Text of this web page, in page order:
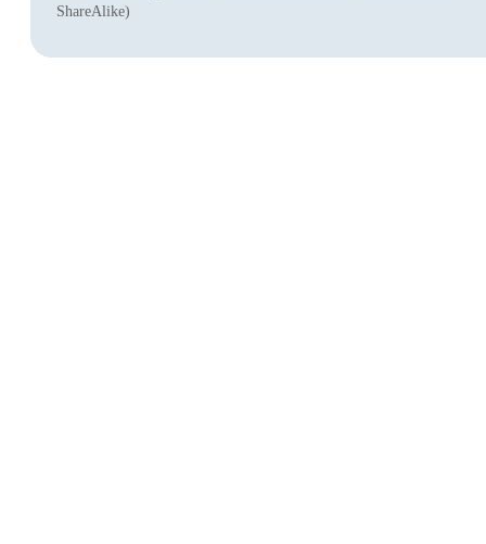
ShareAlike)